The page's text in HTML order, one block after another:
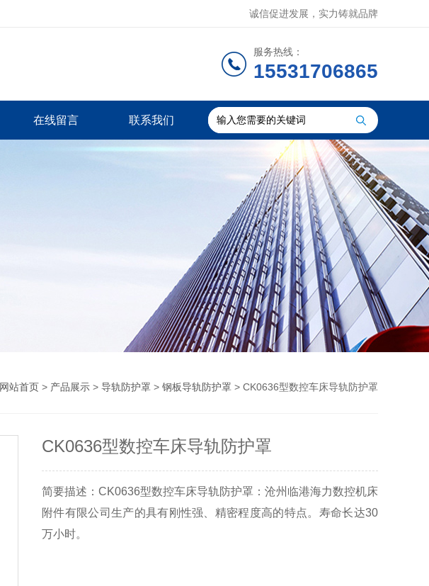
诚信促进发展，实力铸就品牌
服务热线：
15531706865
在线留言 联系我们
网站首页 > 产品展示 > 导轨防护罩 > 钢板导轨防护罩 > CK0636型数控车床导轨防护罩
CK0636型数控车床导轨防护罩
简要描述：CK0636型数控车床导轨防护罩：沧州临港海力数控机床
附件有限公司生产的具有刚性强、精密程度高的特点。寿命长达30
万小时。